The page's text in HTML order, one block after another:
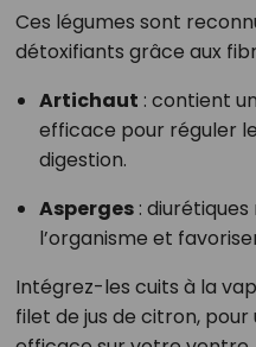
Ces légumes sont
détoxifiants grâce aux
Artichaut : contient
efficace pour réguler
digestion.
Asperges: diurétiques
l’organisme et
Intégrez-les cuits à la
filet de jus de citron,